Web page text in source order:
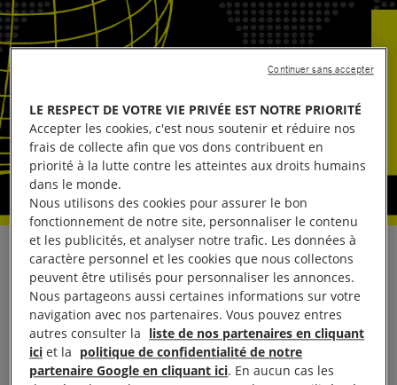
Réagissant au procès, qui s’ouvre le 12 novembre à
Paris, de Roger Lumbala Tshitenga, chef d’un
groupe armé congolais accusé de complicité de
crimes contre l’humanité, notamment d’homicides,
d’actes de torture et de viols commis dans la
LE RESPECT DE VOTRE VIE PRIVÉE EST NOTRE PRIORITÉ
Accepter les cookies, c'est nous soutenir et réduire nos
frais de collecte afin que vos dons contribuent en
priorité à la lutte contre les atteintes aux droits humains
dans le monde.
Nous utilisons des cookies pour assurer le bon
fonctionnement de notre site, personnaliser le contenu
et les publicités, et analyser notre trafic. Les données à
caractère personnel et les cookies que nous collectons
peuvent être utilisés pour personnaliser les annonces.
Nous partageons aussi certaines informations sur votre
navigation avec nos partenaires. Vous pouvez entres
autres consulter la liste de nos partenaires en cliquant
ici et la politique de confidentialité de notre
partenaire Google en cliquant ici. En aucun cas les
Continuer sans accepter